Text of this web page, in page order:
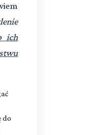
ich
do